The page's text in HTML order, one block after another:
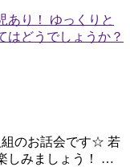
あり！ ゆっくりと
はどうでしょうか？
組のお話会です☆ 若
しみましょう！ …